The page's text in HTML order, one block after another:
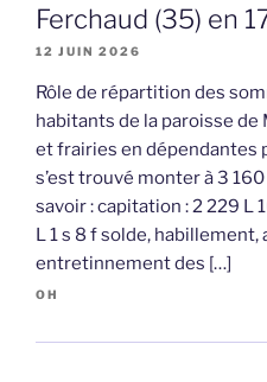
Ferchaud (35) en
12 JUIN 2026
Rôle de répartition des
habitants de la paroisse
et frairies en dépendantes
s’est trouvé monter à 3
savoir : capitation : 2 229 L
L 1 s 8 f solde,
entretinnement des […]
OH